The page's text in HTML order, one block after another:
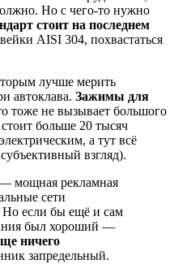
Но с чего-то нужно
стоит на последнем
AISI 304, похвастаться
лучше мерить
автоклава. Зажимы для
тоже не вызывает большого
больше 20 тысяч
а тут всё
взгляд).
мощная рекламная
сети
Но если бы ещё и сам
был хороший —
ничего
запредельный.